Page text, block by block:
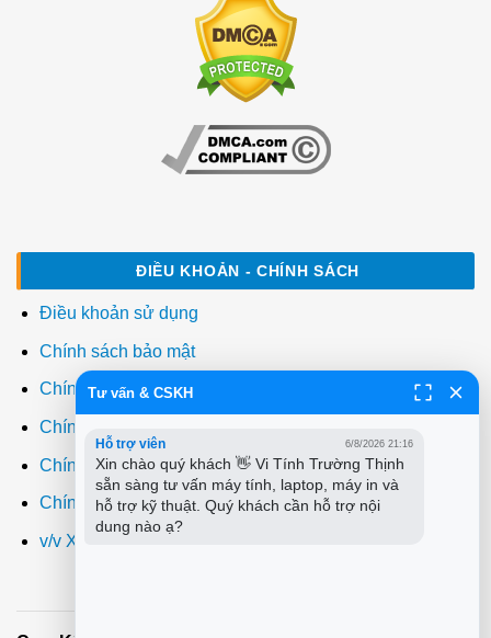
ĐIỀU KHOẢN - CHÍNH SÁCH
Điều khoản sử dụng
Chính sách bảo mật
Chính sách thanh toán
Chính sách giao hàng
Chính sách đổi trả
Chính sách bảo hành
v/v Xuất hóa đơn đỏ VAT
Tư vấn & CSKH
Hỗ trợ viên 6/8/2026 21:16
Xin chào quý khách 👋 Vi Tính Trường Thịnh
sẵn sàng tư vấn máy tính, laptop, máy in và
hỗ trợ kỹ thuật. Quý khách cần hỗ trợ nội
dung nào ạ?